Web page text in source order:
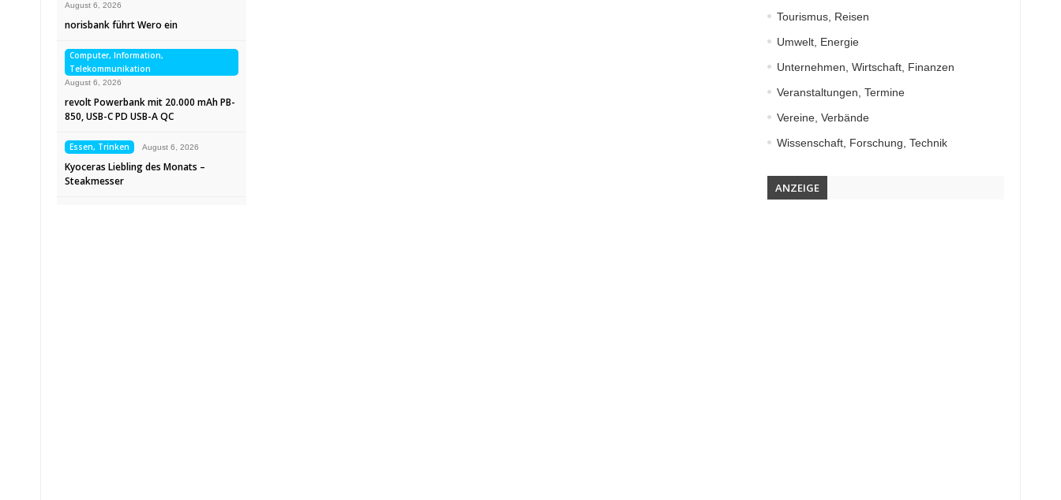
August 6, 2026
norisbank führt Wero ein
Computer, Information,
Telekommunikation
August 6, 2026
revolt Powerbank mit 20.000 mAh PB-
850, USB-C PD USB-A QC
Essen, Trinken August 6, 2026
Kyoceras Liebling des Monats –
Steakmesser
Tourismus, Reisen
Umwelt, Energie
Unternehmen, Wirtschaft, Finanzen
Veranstaltungen, Termine
Vereine, Verbände
Wissenschaft, Forschung, Technik
ANZEIGE